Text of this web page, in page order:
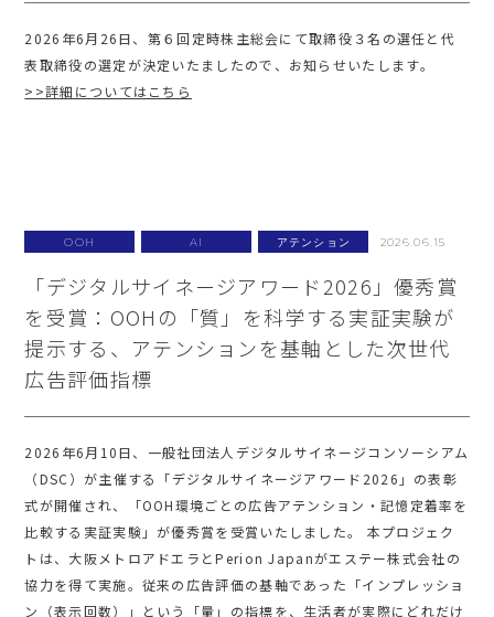
2026年6月26日、第６回定時株主総会にて取締役３名の選任と代
表取締役の選定が決定いたましたので、お知らせいたします。
>>詳細についてはこちら
OOH AI アテンション 2026.06.15
「デジタルサイネージアワード2026」優秀賞
を受賞：OOHの「質」を科学する実証実験が
提示する、アテンションを基軸とした次世代
広告評価指標
2026年6月10日、一般社団法人デジタルサイネージコンソーシアム
（DSC）が主催する「デジタルサイネージアワード2026」の表彰
式が開催され、「OOH環境ごとの広告アテンション・記憶定着率を
比較する実証実験」が優秀賞を受賞いたしました。 本プロジェク
トは、大阪メトロアドエラとPerion Japanがエステー株式会社の
協力を得て実施。従来の広告評価の基軸であった「インプレッショ
ン（表示回数）」という「量」の指標を、生活者が実際にどれだけ